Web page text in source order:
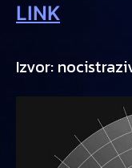
LINK
Izvor: